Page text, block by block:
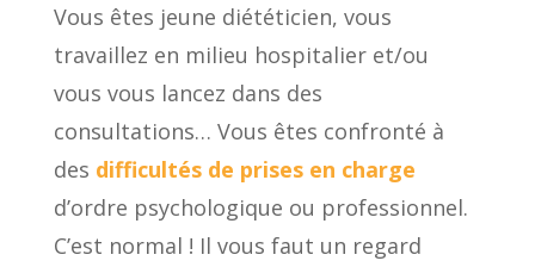
Vous êtes jeune diététicien, vous
travaillez en milieu hospitalier et/ou
vous vous lancez dans des
consultations… Vous êtes confronté à
des difficultés de prises en charge
d’ordre psychologique ou professionnel.
C’est normal ! Il vous faut un regard